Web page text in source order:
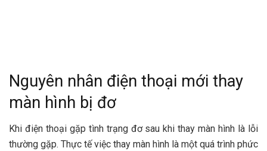
Nguyên nhân điện thoại mới thay
màn hình bị đơ
Khi điện thoại gặp tình trạng đơ sau khi thay màn hình là lỗi
thường gặp. Thực tế việc thay màn hình là một quá trình phức